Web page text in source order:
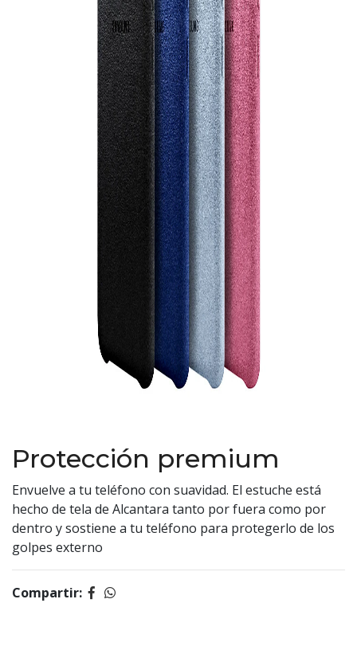
Protección premium
Envuelve a tu teléfono con suavidad. El estuche está
hecho de tela de Alcantara tanto por fuera como por
dentro y sostiene a tu teléfono para protegerlo de los
golpes externo
Compartir: